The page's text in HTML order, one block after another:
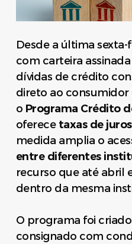
Desde a última sexta-
com carteira
dívidas de crédito
direto ao consumidor
o Programa Crédito
oferece taxas de
medida amplia o
entre diferentes
recurso que até abril
dentro da mesma
O programa foi
consignado com